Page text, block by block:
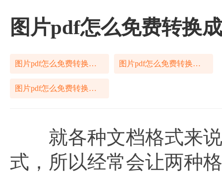
图片pdf怎么免费转换
图片pdf怎么免费转换成word文档 图片pdf怎么免费转换成word文档在线
图片pdf怎么免费转换成word文档方法
就各种文档格式来说
式，所以经常会让两种